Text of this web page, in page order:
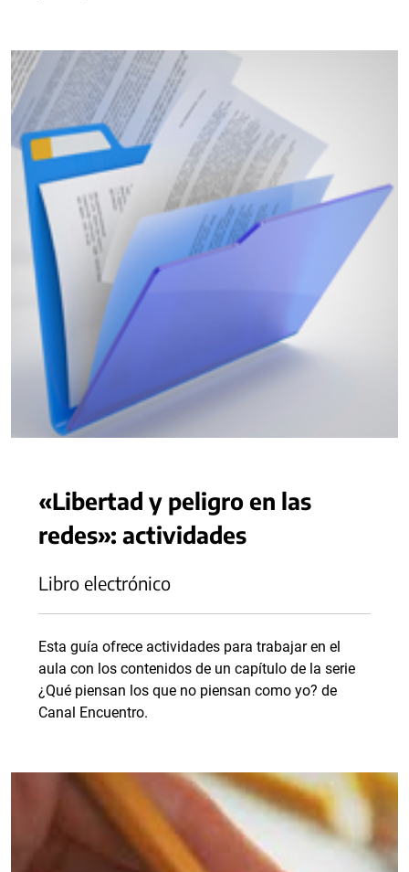
«Libertad y peligro en las
redes»: actividades
Libro electrónico
Esta guía ofrece actividades para trabajar en el
aula con los contenidos de un capítulo de la serie
¿Qué piensan los que no piensan como yo? de
Canal Encuentro.